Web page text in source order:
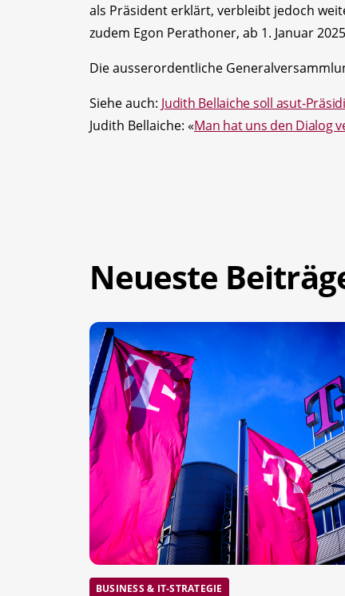
als Präsident erklärt, verbleibt jedoch
zudem Egon Perathoner, ab 1. Januar
Die ausserordentliche
Siehe auch: Judith Bellaiche soll asut-
Judith Bellaiche: «Man hat uns den Dialog
Neueste
BUSINESS & IT-STRATEGIE